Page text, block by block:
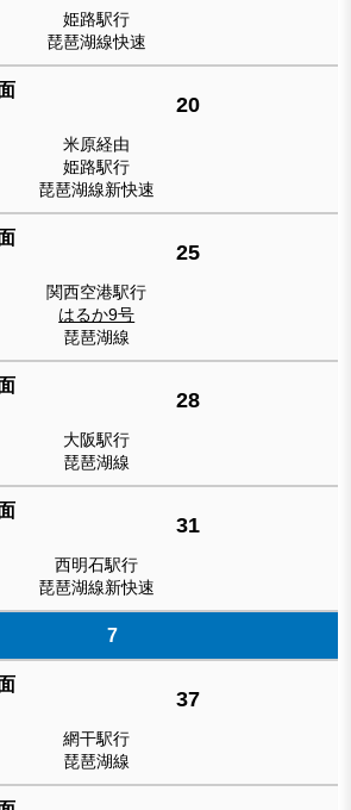
姫路駅行
琵琶湖線快速
20
米原経由
姫路駅行
琵琶湖線新快速
25
関西空港駅行
はるか9号
琵琶湖線
28
大阪駅行
琵琶湖線
31
西明石駅行
琵琶湖線新快速
7
37
網干駅行
琵琶湖線